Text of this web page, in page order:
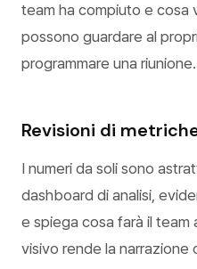
team ha compiuto e cosa
possono guardare al
programmare una riunione.
Revisioni di
I numeri da soli sono
dashboard di analisi,
e spiega cosa farà il team
visivo rende la narrazione